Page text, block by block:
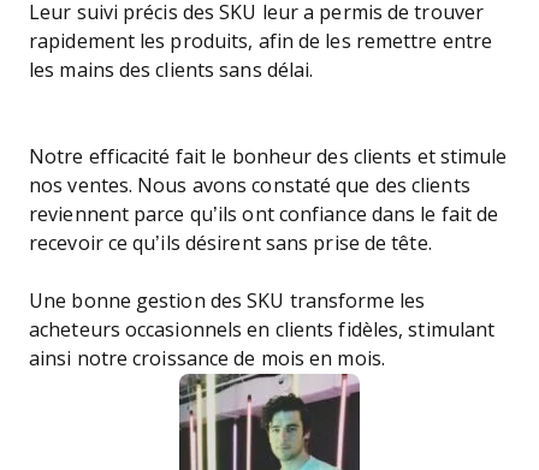
Leur suivi précis des SKU leur a permis de trouver
rapidement les produits, afin de les remettre entre
les mains des clients sans délai.
Notre efficacité fait le bonheur des clients et stimule
nos ventes. Nous avons constaté que des clients
reviennent parce qu’ils ont confiance dans le fait de
recevoir ce qu’ils désirent sans prise de tête.
Une bonne gestion des SKU transforme les
acheteurs occasionnels en clients fidèles, stimulant
ainsi notre croissance de mois en mois.